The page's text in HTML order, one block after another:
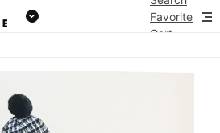
Favorite
Cart